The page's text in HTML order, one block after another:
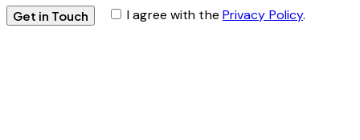
I agree with the Privacy Policy.